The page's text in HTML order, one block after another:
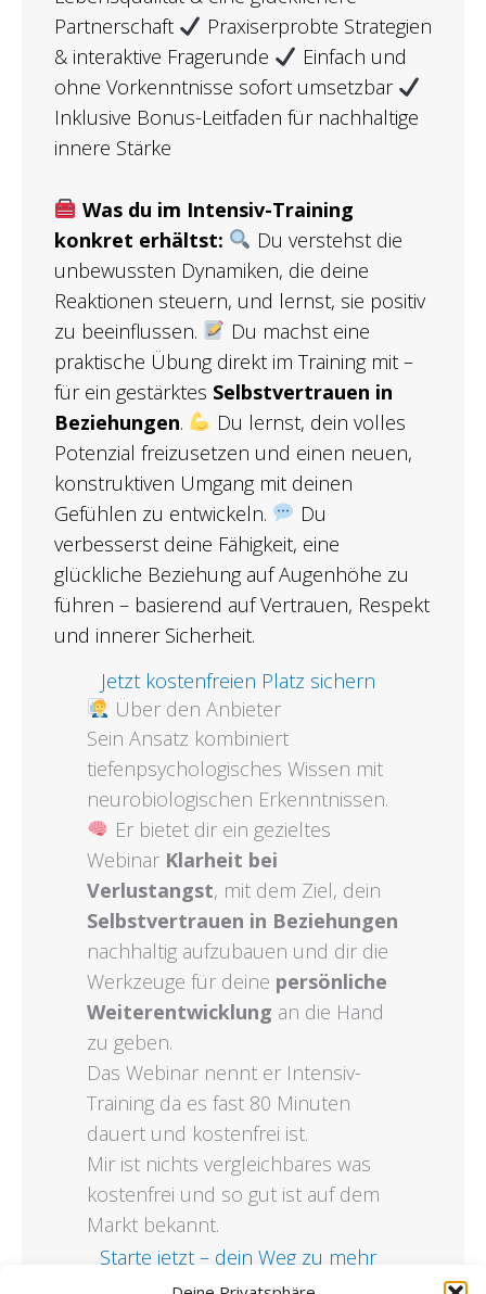
Partnerschaft
Praxiserprobte Strategien
& interaktive Fragerunde
Einfach und
ohne Vorkenntnisse sofort umsetzbar
Inklusive Bonus-Leitfaden für nachhaltige
innere Stärke
Was du im Intensiv-Training
konkret erhältst:
Du verstehst die
unbewussten Dynamiken, die deine
Reaktionen steuern, und lernst, sie positiv
zu beeinflussen.
Du machst eine
praktische Übung direkt im Training mit –
für ein gestärktes Selbstvertrauen in
Beziehungen.
Du lernst, dein volles
Potenzial freizusetzen und einen neuen,
konstruktiven Umgang mit deinen
Gefühlen zu entwickeln.
Du
verbesserst deine Fähigkeit, eine
glückliche Beziehung auf Augenhöhe zu
führen – basierend auf Vertrauen, Respekt
und innerer Sicherheit.
Jetzt kostenfreien Platz sichern
Über den Anbieter
Sein Ansatz kombiniert
tiefenpsychologisches Wissen mit
neurobiologischen Erkenntnissen.
Er bietet dir ein gezieltes
Webinar Klarheit bei
Verlustangst, mit dem Ziel, dein
Selbstvertrauen in Beziehungen
nachhaltig aufzubauen und dir die
Werkzeuge für deine persönliche
Weiterentwicklung an die Hand
zu geben.
Das Webinar nennt er Intensiv-
Training da es fast 80 Minuten
dauert und kostenfrei ist.
Mir ist nichts vergleichbares was
kostenfrei und so gut ist auf dem
Markt bekannt.
Starte jetzt – dein Weg zu mehr
Klarheit und innerer Stärke